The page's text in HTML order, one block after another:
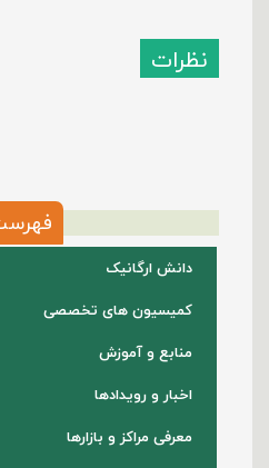
نظرات
دانش ارگانیک
کمیسیون های تخصصی
منابع و آموزش
اخبار و رویدادها
معرفی مراکز و بازارها